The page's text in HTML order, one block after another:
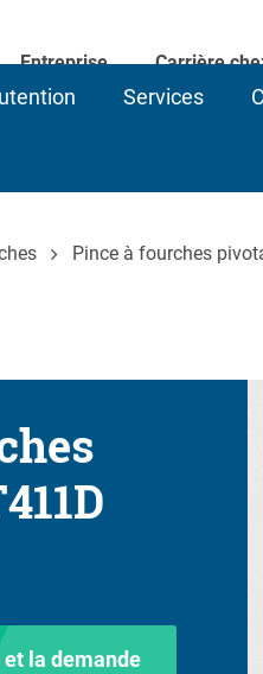
Entreprise Carrière
Services
Pince à fourches
la demande